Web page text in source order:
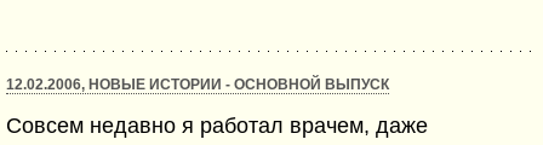
12.02.2006, НОВЫЕ ИСТОРИИ - ОСНОВНОЙ ВЫПУСК
Совсем недавно я работал врачем, даже